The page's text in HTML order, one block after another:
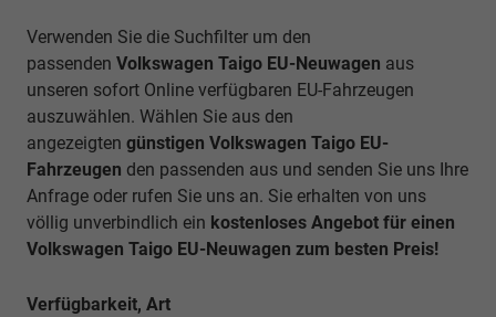
Verwenden Sie die Suchfilter um den
passenden Volkswagen Taigo EU-Neuwagen aus
unseren sofort Online verfügbaren EU-Fahrzeugen
auszuwählen. Wählen Sie aus den
angezeigten günstigen Volkswagen Taigo EU-
Fahrzeugen den passenden aus und senden Sie uns Ihre
Anfrage oder rufen Sie uns an. Sie erhalten von uns
völlig unverbindlich ein kostenloses Angebot für einen
Volkswagen Taigo EU-Neuwagen zum besten Preis!
Verfügbarkeit, Art